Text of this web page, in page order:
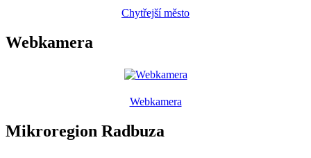
Chytřejší město
Webkamera
Webkamera
Mikroregion Radbuza